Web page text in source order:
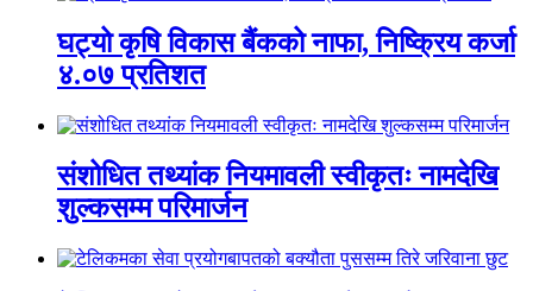
घट्यो कृषि विकास बैंकको नाफा, निष्क्रिय कर्जा
४.०७ प्रतिशत
संशोधित तथ्यांक नियमावली स्वीकृतः नामदेखि
शुल्कसम्म परिमार्जन